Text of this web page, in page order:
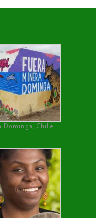
Dominga, Chile